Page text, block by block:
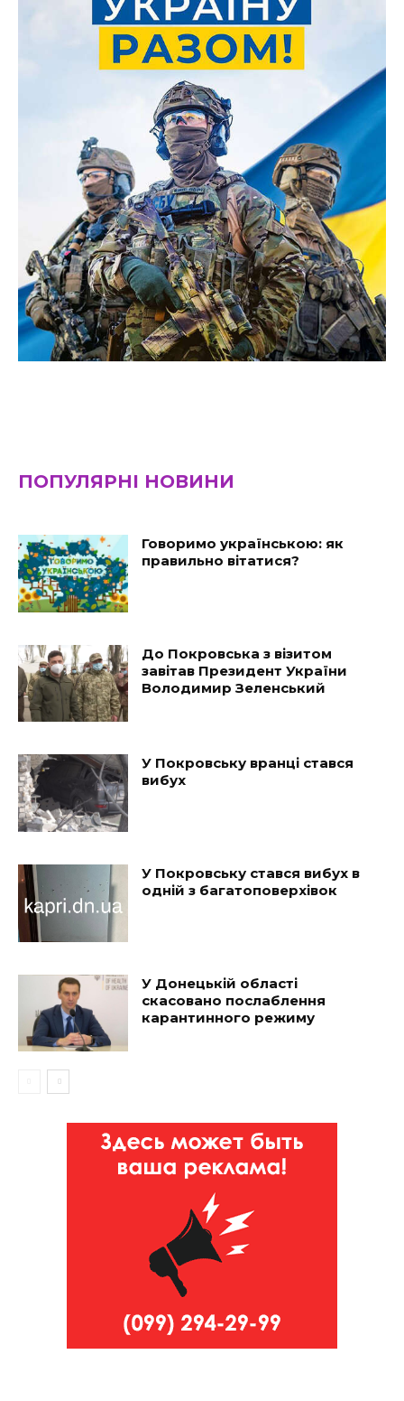
ПОПУЛЯРНІ НОВИНИ
Говоримо українською: як
правильно вітатися?
До Покровська з візитом
завітав Президент України
Володимир Зеленський
У Покровську вранці стався
вибух
У Покровську стався вибух в
одній з багатоповерхівок
У Донецькій області
скасовано послаблення
карантинного режиму